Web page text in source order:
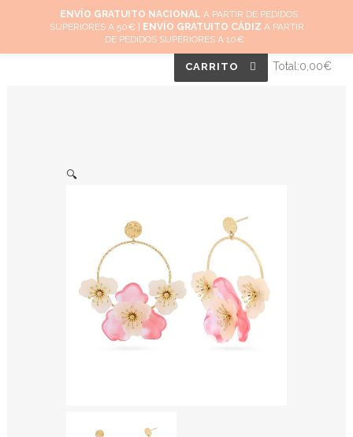
0
No hay productos en el carrito.
CARRITO Total:0,00€
🔍
ENVÍO GRATUITO NACIONAL A PARTIR DE PEDIDOS
SUPERIORES A 50€ |
ENVÍO GRATUITO CÁDIZ A PARTIR
DE PEDIDOS SUPERIORES A 10€